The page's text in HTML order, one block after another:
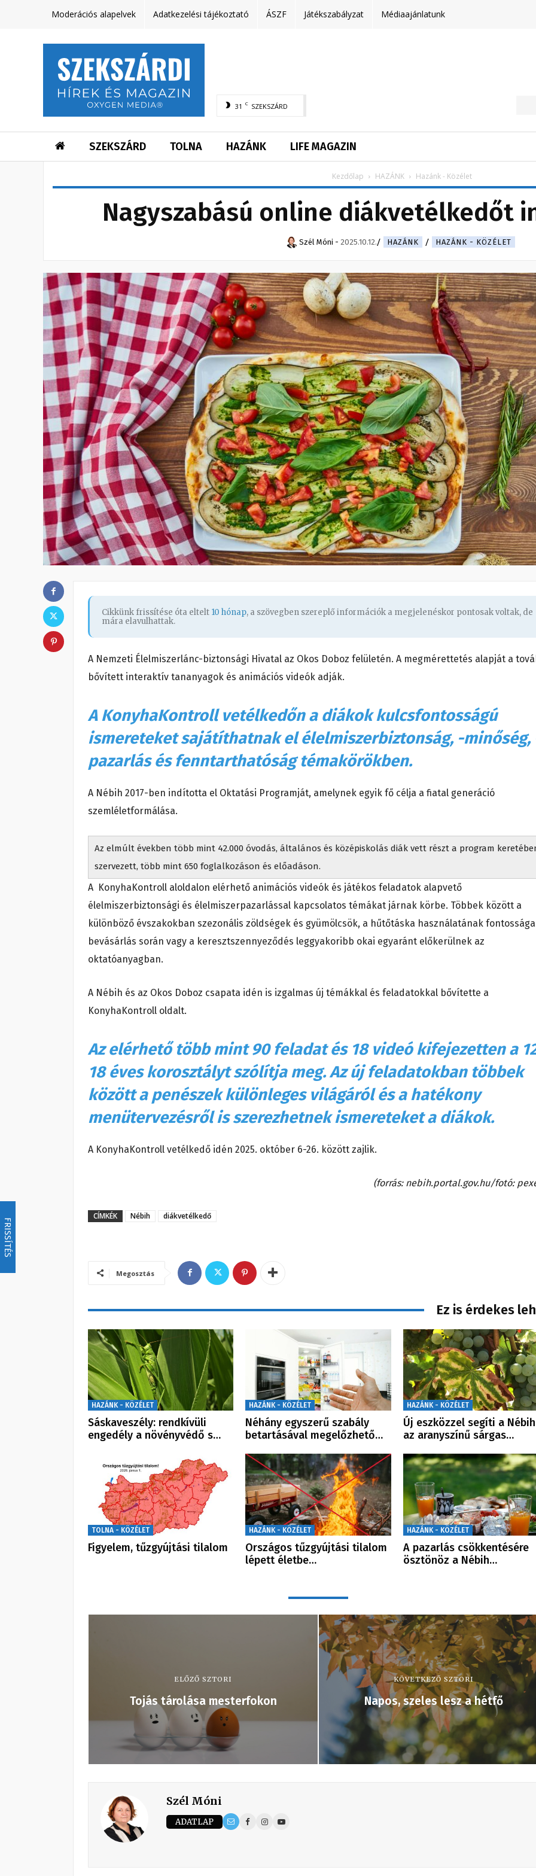
FRISSÍTÉS
Moderációs alapelvek Adatkezelési tájékoztató ÁSZF Játékszabályzat Médiaajánlatunk
31 C SZEKSZÁRD
SZEKSZÁRD TOLNA HAZÁNK LIFE MAGAZIN
Kezdőlap HAZÁNK Hazánk - Közélet
Nagyszabású online diákvetélkedőt
Szél Móni - 2025.10.12. HAZÁNK HAZÁNK - KÖZÉLET
Cikkünk frissítése óta eltelt 10 hónap, a szövegben szereplő információk a megjelenéskor pontosak voltak, de
mára elavulhattak.
A Nemzeti Élelmiszerlánc-biztonsági Hivatal az Okos Doboz felületén. A megmérettetés alapját a
bővített interaktív tananyagok és animációs videók adják.
A KonyhaKontroll vetélkedőn a diákok kulcsfontosságú
ismereteket sajátíthatnak el élelmiszerbiztonság, -minőség,
pazarlás és fenntarthatóság témakörökben.
A Nébih 2017-ben indította el Oktatási Programját, amelynek egyik fő célja a fiatal generáció
szemléletformálása.
Az elmúlt években több mint 42.000 óvodás, általános és középiskolás diák vett részt a program
szervezett, több mint 650 foglalkozáson és előadáson.
A KonyhaKontroll aloldalon elérhető animációs videók és játékos feladatok alapvető
élelmiszerbiztonsági és élelmiszerpazarlással kapcsolatos témákat járnak körbe. Többek között a
különböző évszakokban szezonális zöldségek és gyümölcsök, a hűtőtáska használatának
bevásárlás során vagy a keresztszennyeződés leggyakoribb okai egyaránt előkerülnek az
oktatóanyagban.
A Nébih és az Okos Doboz csapata idén is izgalmas új témákkal és feladatokkal bővítette a
KonyhaKontroll oldalt.
Az elérhető több mint 90 feladat és 18 videó kifejezetten a
18 éves korosztályt szólítja meg. Az új feladatokban többek
között a penészek különleges világáról és a hatékony
menütervezésről is szerezhetnek ismereteket a diákok.
A KonyhaKontroll vetélkedő idén 2025. október 6-26. között zajlik.
(forrás: nebih.portal.gov.hu/fotó:
CÍMKÉK Nébih diákvetélkedő
Megosztás
Ez is érdekes
HAZÁNK - KÖZÉLET
Sáskaveszély: rendkívüli
engedély a növényvédő s…
HAZÁNK - KÖZÉLET
Néhány egyszerű szabály
betartásával megelőzhető…
HAZÁNK - KÖZÉLET
Új eszközzel segíti a Nébih
az aranyszínű sárgas…
TOLNA - KÖZÉLET
Figyelem, tűzgyújtási tilalom
HAZÁNK - KÖZÉLET
Országos tűzgyújtási tilalom
lépett életbe…
HAZÁNK - KÖZÉLET
A pazarlás csökkentésére
ösztönöz a Nébih…
ELŐZŐ SZTORI
Tojás tárolása mesterfokon
KÖVETKEZŐ SZTORI
Napos, szeles lesz a hétfő
Szél Móni
ADATLAP